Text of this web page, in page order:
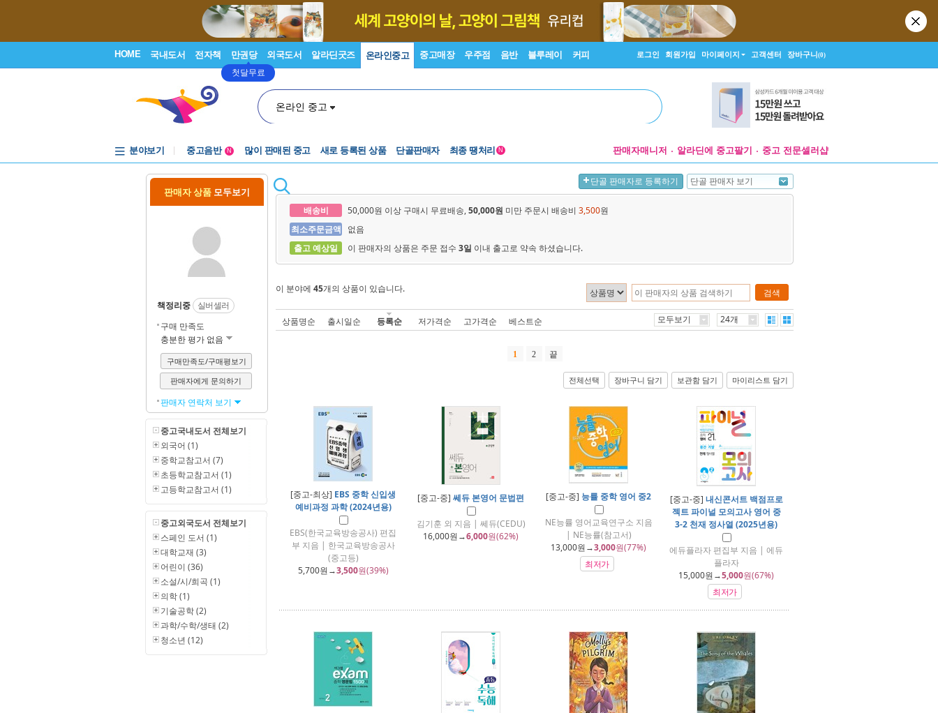
HOME 국내도서 전자책 만권당
첫달무료
외국도서 알라딘굿즈 온라인중고 중고매장 우주점 음반 블루레이 커피 로그인 회원가입 마이페이지 고객센터 장바구니(0)
온라인 중고
분야보기
중고음반
중고음반
N 많이 판매된 중고 새로 등록된 상품 단골판매자 최종 땡처리 N 판매자매니저 알라딘에 중고팔기 중고 전문셀러샵
판매자 상품 모두보기
책정리중
실버셀러
구매 만족도
충분한 평가 없음
구매만족도/구매평보기
판매자에게 문의하기
판매자 연락처 보기
중고국내도서 전체보기
외국어 (1)
중학교참고서 (7)
초등학교참고서 (1)
고등학교참고서 (1)
중고외국도서 전체보기
스페인 도서 (1)
대학교재 (3)
어린이 (36)
소설/시/희곡 (1)
의학 (1)
기술공학 (2)
과학/수학/생태 (2)
청소년 (12)
단골 판매자로 등록하기 단골 판매자 보기
배송비 50,000원 이상 구매시 무료배송,50,000원 미만 주문시 배송비 3,500원
최소주문금액
없음
출고 예상일
이 판매자의 상품은 주문 접수 3일 이내 출고로 약속 하셨습니다.
검색
이 분야에 45개의 상품이 있습니다.
상품명순 출시일순 등록순 저가격순 고가격순 베스트순 모두보기 24개
1 2 끝
전체선택 장바구니 담기 보관함 담기 마이리스트 담기
[중고-최상] EBS 중학 신입생
예비과정 과학 (2024년용)
EBS(한국교육방송공사) 편집
부 지음 | 한국교육방송공사
(중고등)
5,700원→3,500원(39%)
[중고-중] 쎄듀 본영어 문법편
김기훈 외 지음 | 쎄듀(CEDU)
16,000원→6,000원(62%)
[중고-중] 능률 중학 영어 중2
NE능률 영어교육연구소 지음
| NE능률(참고서)
13,000원→3,000원(77%)
최저가
[중고-중] 내신콘서트 백점프로
젝트 파이널 모의고사 영어 중
3-2 천재 정사열 (2025년용)
에듀플라자 편집부 지음 | 에듀
플라자
15,000원→5,000원(67%)
최저가